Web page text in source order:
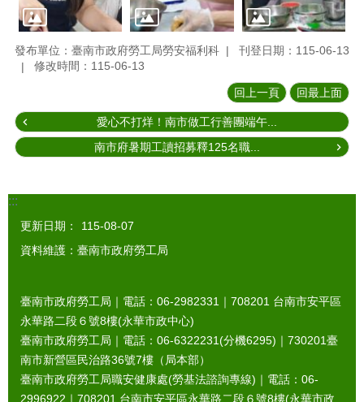
發布單位：臺南市政府勞工局勞安福利科
刊登日期：115-06-13
修改時間：115-06-13
回上一頁 回最上面
愛心不打烊！南市做工行善團端午...
南市府暑期工讀招募釋125名職...
:::
更新日期：
115-08-07
資料維護：臺南市政府勞工局
臺南市政府勞工局｜電話：06-2982331｜ 708201 台南市安平區
永華路二段６號8樓(永華市政中心)
臺南市政府勞工局｜電話：06-6322231(分機6295)｜ 730201臺
南市新營區民治路36號7樓（局本部）
臺南市政府勞工局職安健康處(勞基法諮詢專線)｜電話：06-
2996922｜ 708201 台南市安平區永華路二段６號8樓(永華市政